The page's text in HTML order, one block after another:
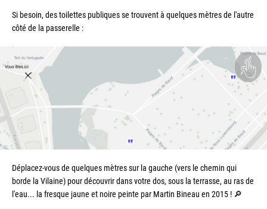
Si besoin, des toilettes publiques se trouvent à quelques mètres de l'autre
côté de la passerelle :
Déplacez-vous de quelques mètres sur la gauche (vers le chemin qui
borde la Vilaine) pour découvrir dans votre dos, sous la terrasse, au ras de
l'eau... la fresque jaune et noire peinte par Martin Bineau en 2015 ! 🔎